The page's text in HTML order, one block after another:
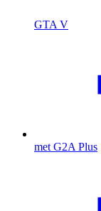
GTA V
met G2A Plus